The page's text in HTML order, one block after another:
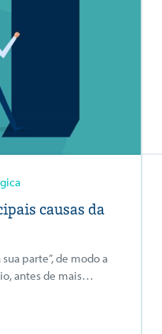
causas da
sua parte”, de modo a
antes de mais…